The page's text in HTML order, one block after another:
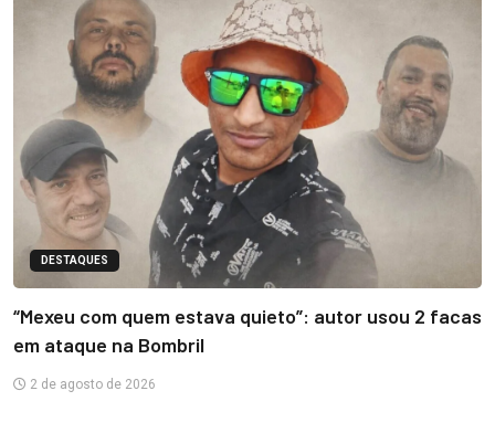
DESTAQUES
“Mexeu com quem estava quieto”: autor usou 2 facas
em ataque na Bombril
2 de agosto de 2026